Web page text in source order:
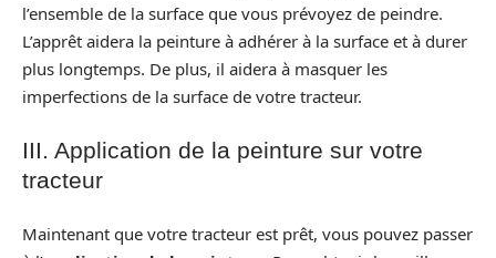
l’ensemble de la surface que vous prévoyez de peindre.
L’apprêt aidera la peinture à adhérer à la surface et à durer
plus longtemps. De plus, il aidera à masquer les
imperfections de la surface de votre tracteur.
III. Application de la peinture sur votre
tracteur
Maintenant que votre tracteur est prêt, vous pouvez passer